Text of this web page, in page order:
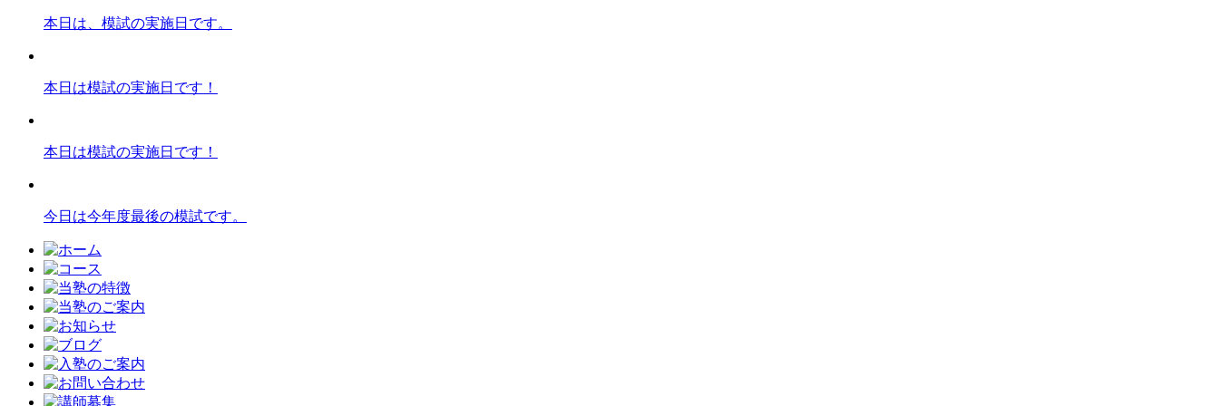
本日は、模試の実施日です。
本日は模試の実施日です！
本日は模試の実施日です！
今日は今年度最後の模試です。